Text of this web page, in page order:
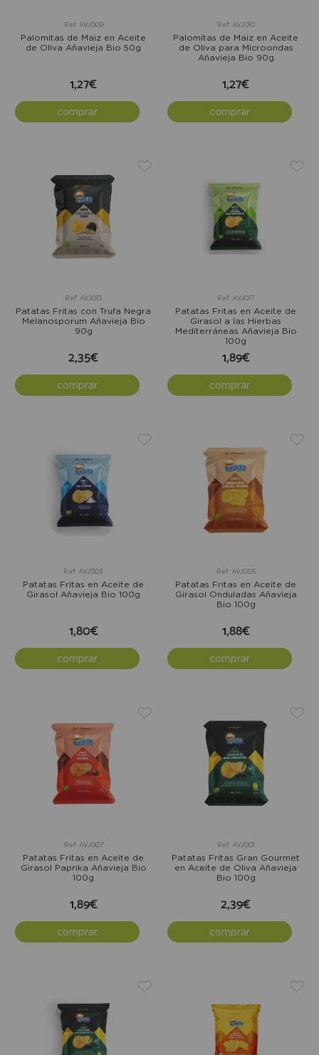
Ref: AVJ009
Palomitas de Maiz en Aceite
de Oliva Añavieja Bio 50g
1,27€
comprar
Ref: AVJ010
Palomitas de Maiz en Aceite
de Oliva para Microondas
Añavieja Bio 90g
1,27€
comprar
Ref: AVJ013
Patatas Fritas con Trufa Negra
Melanosporum Añavieja Bio
90g
2,35€
comprar
Ref: AVJ017
Patatas Fritas en Aceite de
Girasol a las Hierbas
Mediterráneas Añavieja Bio
100g
1,89€
comprar
Ref: AVJ003
Patatas Fritas en Aceite de
Girasol Añavieja Bio 100g
1,80€
comprar
Ref: AVJ005
Patatas Fritas en Aceite de
Girasol Onduladas Añavieja
Bio 100g
1,88€
comprar
Ref: AVJ007
Patatas Fritas en Aceite de
Girasol Paprika Añavieja Bio
100g
1,89€
comprar
Ref: AVJ001
Patatas Fritas Gran Gourmet
en Aceite de Oliva Añavieja
Bio 100g
2,39€
comprar